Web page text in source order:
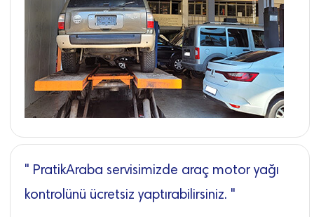
" PratikAraba servisimizde araç motor yağı
kontrolünü ücretsiz yaptırabilirsiniz. "